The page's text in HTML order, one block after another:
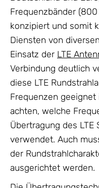
Frequenzbänder
konzipiert und somit
Diensten von
Einsatz der LTE
Verbindung deutlich
diese LTE
Frequenzen
achten, welche
Übertragung des LTE
verwendet. Auch
der
ausgerichtet werden.